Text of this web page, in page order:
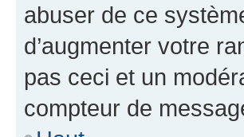
abuser de ce
d’augmenter votre
pas ceci et un
compteur de